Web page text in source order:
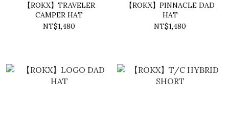
【ROKX】TRAVELER
CAMPER HAT
NT$1,480
【ROKX】PINNACLE DAD
HAT
NT$1,480